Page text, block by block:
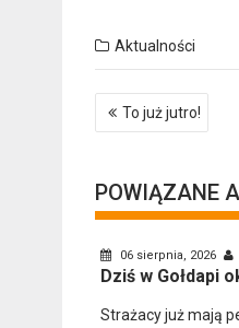
Aktualności
Nawigacja
wpisu
To już jutro!
POWIĄZANE
06 sierpnia, 2026
Dziś w Gołdapi
Strażacy już mają